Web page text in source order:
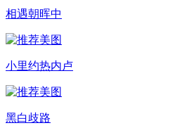
相遇朝晖中
小里约热内卢
黑白歧路